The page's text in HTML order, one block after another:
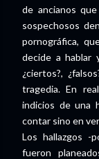
de ancianos
sospechosos
pornográfica,
decide a hablar
¿ciertos?,
tragedia. En
indicios de una
contar sino en
Los hallazgos -
fueron